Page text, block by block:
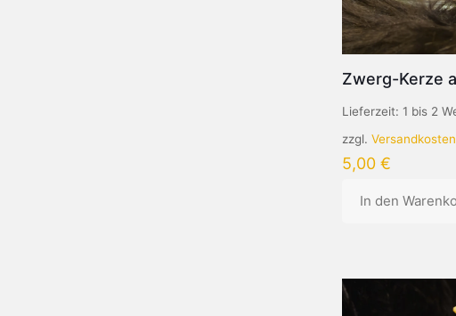
Zwerg-Kerze
Lieferzeit: 1 bis 2
zzgl. Versandkosten
5,00 €
In den